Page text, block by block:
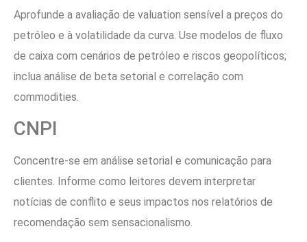
Aprofunde a avaliação de valuation sensível a preços do
petróleo e à volatilidade da curva. Use modelos de fluxo
de caixa com cenários de petróleo e riscos geopolíticos;
inclua análise de beta setorial e correlação com
commodities.
CNPI
Concentre-se em análise setorial e comunicação para
clientes. Informe como leitores devem interpretar
notícias de conflito e seus impactos nos relatórios de
recomendação sem sensacionalismo.